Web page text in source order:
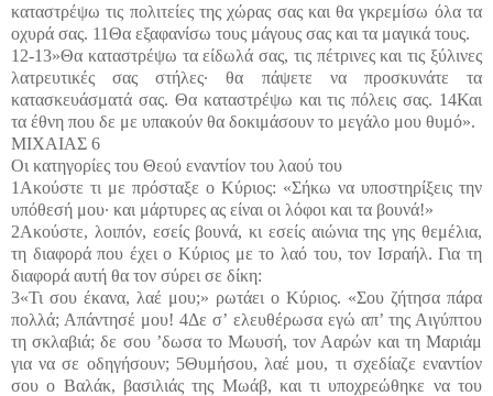
καταστρέψω τις πολιτείες της χώρας σας και θα γκρεμίσω όλα τα
οχυρά σας. 11Θα εξαφανίσω τους μάγους σας και τα μαγικά τους.
12-13»Θα καταστρέψω τα είδωλά σας, τις πέτρινες και τις ξύλινες
λατρευτικές σας στήλες· θα πάψετε να προσκυνάτε τα
κατασκευάσματά σας. Θα καταστρέψω και τις πόλεις σας. 14Και
τα έθνη που δε με υπακούν θα δοκιμάσουν το μεγάλο μου θυμό».
ΜΙΧΑΙΑΣ 6
Οι κατηγορίες του Θεού εναντίον του λαού του
1Ακούστε τι με πρόσταξε ο Κύριος: «Σήκω να υποστηρίξεις την
υπόθεσή μου· και μάρτυρες ας είναι οι λόφοι και τα βουνά!»
2Ακούστε, λοιπόν, εσείς βουνά, κι εσείς αιώνια της γης θεμέλια,
τη διαφορά που έχει ο Κύριος με το λαό του, τον Ισραήλ. Για τη
διαφορά αυτή θα τον σύρει σε δίκη:
3«Τι σου έκανα, λαέ μου;» ρωτάει ο Κύριος. «Σου ζήτησα πάρα
πολλά; Απάντησέ μου! 4Δε σ’ ελευθέρωσα εγώ απ’ της Αιγύπτου
τη σκλαβιά; δε σου ’δωσα το Μωυσή, τον Ααρών και τη Μαριάμ
για να σε οδηγήσουν; 5Θυμήσου, λαέ μου, τι σχεδίαζε εναντίον
σου ο Βαλάκ, βασιλιάς της Μωάβ, και τι υποχρεώθηκε να του